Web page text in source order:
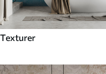
Texturer